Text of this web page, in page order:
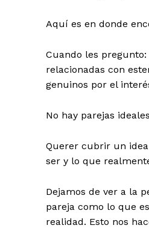
Aquí es en donde
Cuando les
relacionadas con
genuinos por el
No hay parejas
Querer cubrir un
ser y lo que
Dejamos de ver a la
pareja como lo que
realidad. Esto nos